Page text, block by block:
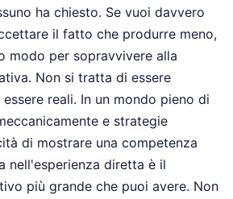
ha chiesto. Se vuoi davvero
il fatto che produrre meno,
modo per sopravvivere alla
Non si tratta di essere
reali. In un mondo pieno di
e strategie
di mostrare una competenza
nell'esperienza diretta è il
più grande che puoi avere. Non